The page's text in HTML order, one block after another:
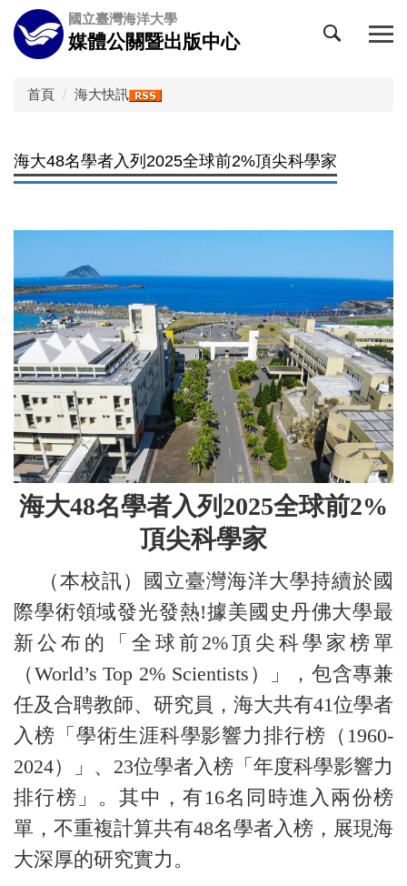
跳
到
主
國立臺灣海洋大學
媒體公關暨出版中心
首頁 海大快訊
海大48名學者入列2025全球前2%頂尖科學家
海大48名學者入列 2025全球前2%
頂尖科學家
（本校訊）國立臺灣海洋大學持續於國
際學術領域發光發熱!據美國史丹佛大學最
新公布的「全球前2%頂尖科學家榜單
（World’s Top 2% Scientists）」，包含專兼
任及合聘教師、研究員，海大共有41位學者
入榜「學術生涯科學影響力排行榜（1960-
2024）」、23位學者入榜「年度科學影響力
排行榜」。其中，有16名同時進入兩份榜
單，不重複計算共有48名學者入榜，展現海
大深厚的研究實力。